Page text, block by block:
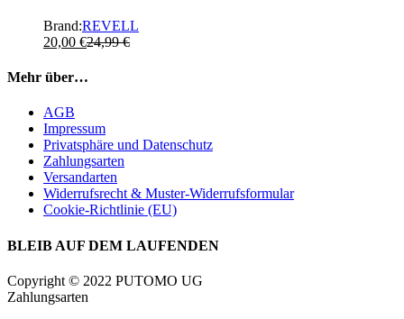
Brand:REVELL
20,00 €24,99€
Mehr über…
AGB
Impressum
Privatsphäre und Datenschutz
Zahlungsarten
Versandarten
Widerrufsrecht & Muster-Widerrufsformular
Cookie-Richtlinie (EU)
BLEIB AUF DEM LAUFENDEN
Copyright © 2022 PUTOMO UG
Zahlungsarten